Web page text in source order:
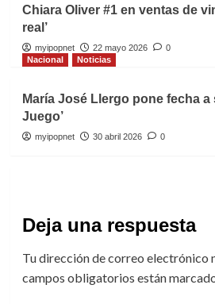
Chiara Oliver #1 en ventas de
real’
myipopnet 22 mayo 2026
0
Nacional
Noticias
María José Llergo pone fecha a
Juego’
myipopnet 30 abril 2026 0
Deja una respuesta
Tu dirección de correo electrónico
campos obligatorios están